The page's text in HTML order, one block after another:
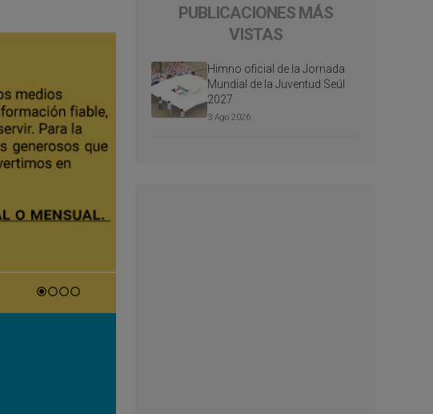
PUBLICACIONES MÁS
VISTAS
Himno oficial de la Jornada
Mundial de la Juventud Seúl
2027
3 Ago 2026